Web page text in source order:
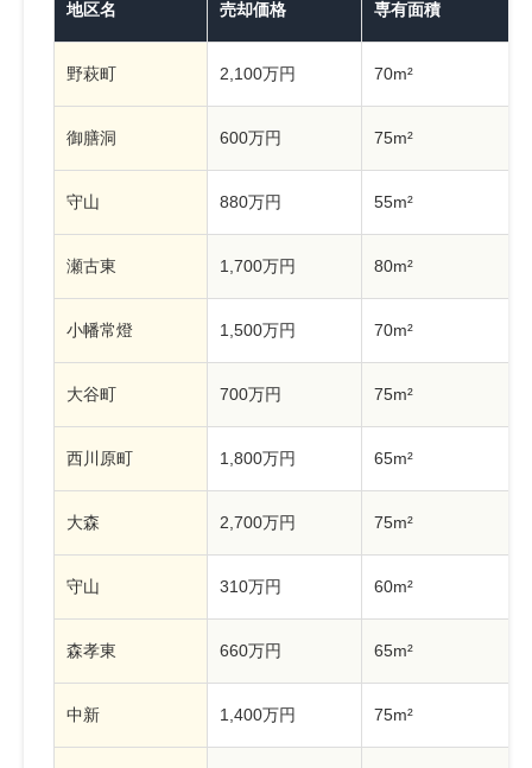
地区名 売却価格 専有面積
野萩町 2,100万円 70m²
御膳洞 600万円 75m²
守山 880万円 55m²
瀬古東 1,700万円 80m²
小幡常燈 1,500万円 70m²
大谷町 700万円 75m²
西川原町 1,800万円 65m²
大森 2,700万円 75m²
守山 310万円 60m²
森孝東 660万円 65m²
中新 1,400万円 75m²